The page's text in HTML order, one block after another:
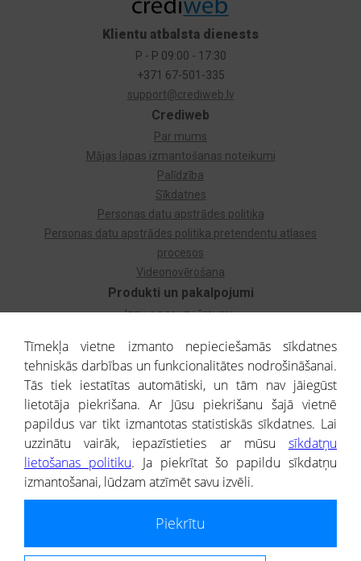
Produkti un pakalpojumi
Izziņa par uzņēmumu
Dzimtas koks
Uzņēmumu atlase
Monitorings
Kredītizziņa par ārvalstu uzņēmumiem
Crediweb
Par mums
Mājas lapas izmantošanas noteikumi
Palīdzība
Sīkdatnes
Personas datu apstrādes politika
Personas datu apstrādes politika pretendentu atlases
procesos
Videonovērošana
Klientu atbalsta dienests
P - P 09:00 - 17:30
+371 67-501-335
support@crediweb.lv
® CREDITREFORM Latvija
SIA
Portāla ietvaros saņemtajai informācijai ir uzziņas raksturs, un tai nav
Tīmekļa vietne izmanto nepieciešamās sīkdatnes
tehniskās darbības un funkcionalitātes nodrošināšanai.
Tās tiek iestatītas automātiski, un tām nav jāiegūst
lietotāja piekrišana. Ar Jūsu piekrišanu šajā vietnē
papildus var tikt izmantotas statistiskās sīkdatnes. Lai
uzzinātu vairāk, iepazīstieties ar mūsu sīkdatņu
lietošanas politiku. Ja piekrītat šo papildu sīkdatņu
izmantošanai, lūdzam atzīmēt savu izvēli.
Piekrītu